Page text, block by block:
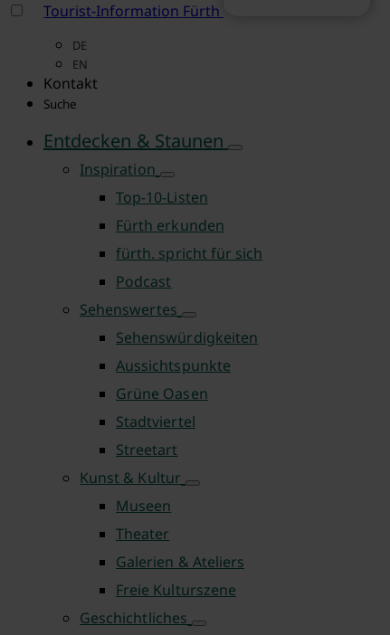
Tourist-Information Fürth
DE
EN
Kontakt
Suche
Entdecken & Staunen
Inspiration
Top-10-Listen
Fürth erkunden
fürth. spricht für sich
Podcast
Sehenswertes
Sehenswürdigkeiten
Aussichtspunkte
Grüne Oasen
Stadtviertel
Streetart
Kunst & Kultur
Museen
Theater
Galerien & Ateliers
Freie Kulturszene
Geschichtliches